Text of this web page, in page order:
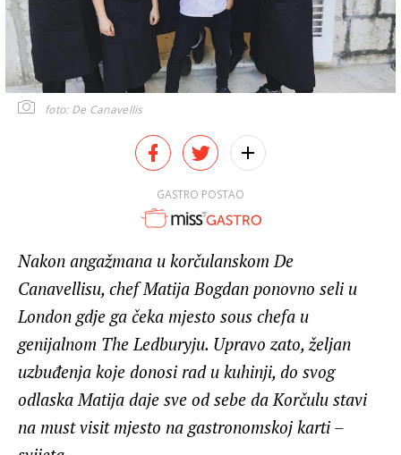
foto: De Canavellis
GASTRO POSTAO
Nakon angažmana u korčulanskom De
Canavellisu, chef Matija Bogdan ponovno seli u
London gdje ga čeka mjesto sous chefa u
genijalnom The Ledburyju. Upravo zato, željan
uzbuđenja koje donosi rad u kuhinji, do svog
odlaska Matija daje sve od sebe da Korčulu stavi
na must visit mjesto na gastronomskoj karti –